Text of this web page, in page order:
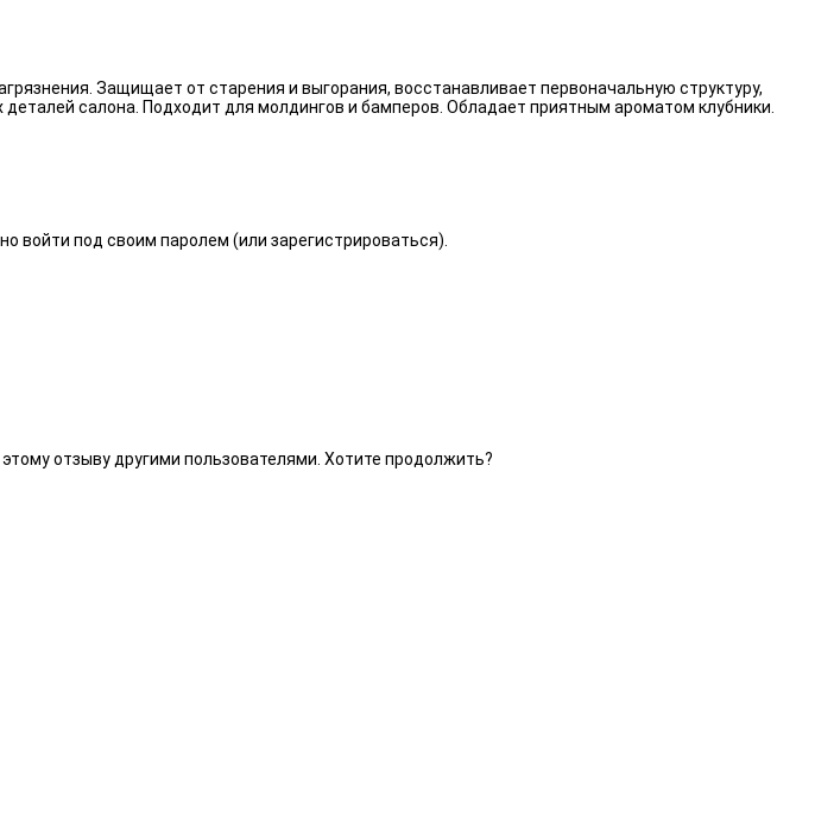
Защищает от старения и выгорания, восстанавливает первоначальную структуру,
салона. Подходит для молдингов и бамперов. Обладает приятным ароматом клубники.
войти под своим паролем (или зарегистрироваться).
отзыву другими пользователями. Хотите продолжить?